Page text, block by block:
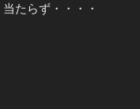
たらず・・・・